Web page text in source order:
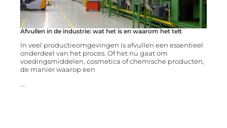
Afvullen in de industrie: wat het is en waarom het telt
In veel productieomgevingen is afvullen een essentieel
onderdeel van het proces. Of het nu gaat om
voedingsmiddelen, cosmetica of chemische producten,
de manier waarop een
...